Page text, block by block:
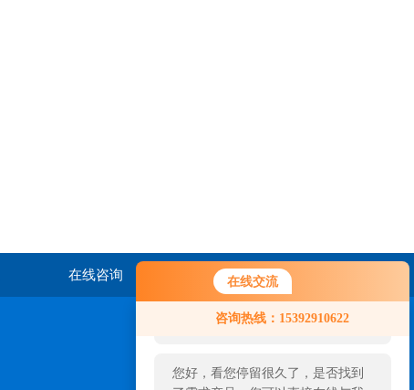
在线交流
咨询热线：15392910622
您好！欢迎前来咨询，很高兴为您
服务，请问您要咨询什么问题呢？
您好，看您停留很久了，是否找到
在线咨询 联系我们